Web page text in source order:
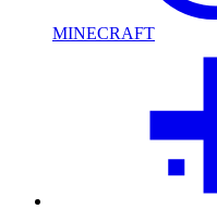
MINECRAFT